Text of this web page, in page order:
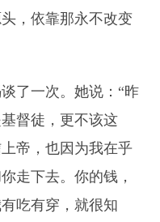
，依靠那永不改变
了一次。她说：“昨
督徒，更不该这
帝，也因为我在乎
走下去。你的钱，
吃有穿，就很知